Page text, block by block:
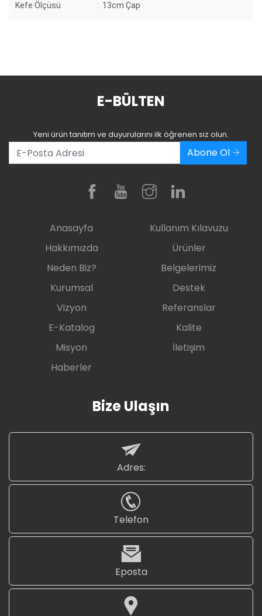
Kefe Ölçüsü : 13cm Çap
E-BÜLTEN
Yeni ürün tanıtım ve duyurularını ilk öğrenen siz olun.
Abone Ol
Anasayfa
Hakkımızda
Neden Biz?
Kurumsal
Kullanım Kılavuzu
Ürünler
Belgelerimiz
Destek
Vizyon
E-Katalog
Misyon
Haberler
Referanslar
Kalite
İletişim
Bize Ulaşın
Adres:
Telefon
Eposta